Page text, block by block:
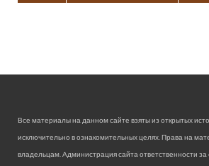
Все материалы на данном сайте взяты из открытых
исключительно в ознакомительных целях. Права на
владельцам. Администрация сайта ответственности